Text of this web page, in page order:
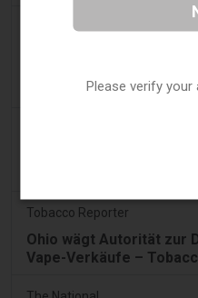
The Irish Times
Tobacco Reporter
Ohio wägt Autorität zur
Vape-Verkäufe –
Please verify your